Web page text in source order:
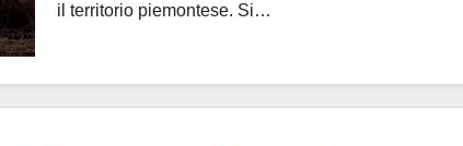
il territorio piemontese. Si…